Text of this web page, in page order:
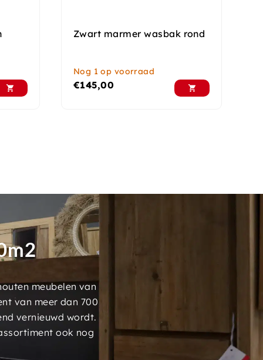
Zwart marmer wasbak rond
Nog 1 op voorraad
€145,00
meubelen van
van meer dan 700
vernieuwd wordt.
ook nog